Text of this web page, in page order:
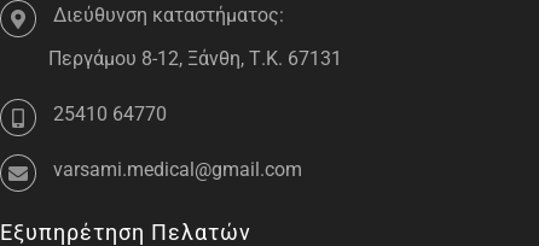
Διεύθυνση καταστήματος:
Περγάμου 8-12, Ξάνθη, Τ.Κ. 67131
25410 64770
varsami.medical@gmail.com
Εξυπηρέτηση Πελατών